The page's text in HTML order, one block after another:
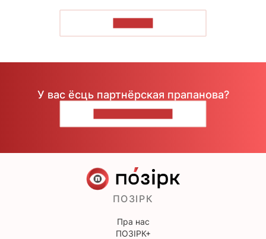
У вас ёсць партнёрская прапанова?
ПОЗІРК
Пра нас
ПОЗІРК+